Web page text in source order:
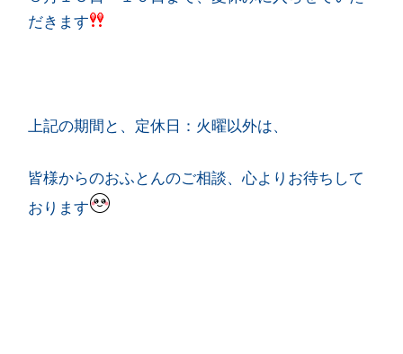
だきます
上記の期間と、定休日：火曜以外は、
皆様からのおふとんのご相談、心よりお待ちして
おります